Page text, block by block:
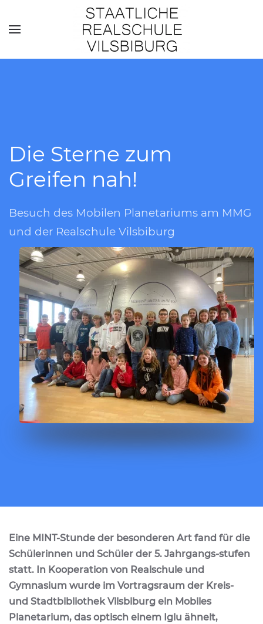
Skip to main content
Die Sterne zum
Greifen nah!
Besuch des Mobilen Planetariums am MMG
und der Realschule Vilsbiburg
Eine MINT-Stunde der besonderen Art fand für die
Schülerinnen und Schüler der 5. Jahrgangs-stufen
statt. In Kooperation von Realschule und
Gymnasium wurde im Vortragsraum der Kreis-
und Stadtbibliothek Vilsbiburg ein Mobiles
Planetarium, das optisch einem Iglu ähnelt,